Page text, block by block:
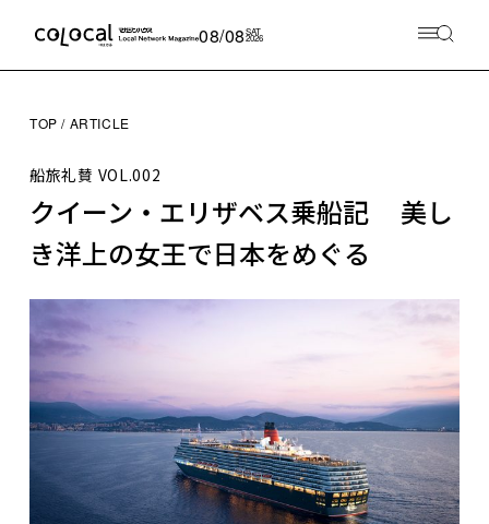
08/08SAT
2026
TOP ARTICLE
船旅礼賛 VOL.002
クイーン・エリザベス乗船記 美し
き洋上の女王で日本をめぐる